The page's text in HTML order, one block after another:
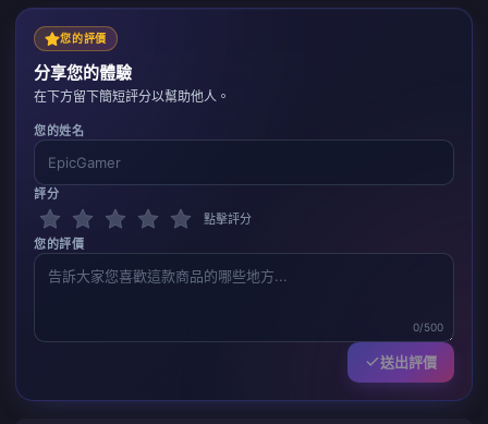
您的評價
分享您的體驗
在下方留下簡短評分以幫助他人。
您的姓名
評分
點擊評分
您的評價
0/500
送出評價